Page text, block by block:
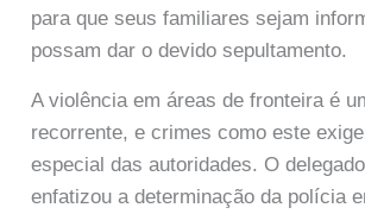
para que seus familiares sejam
possam dar o devido sepultamento.
A violência em áreas de fronteira é
recorrente, e crimes como este
especial das autoridades. O
enfatizou a determinação da polícia